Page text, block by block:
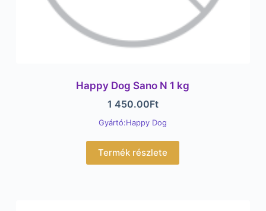
Happy Dog Sano N 1 kg
1 450.00Ft
Gyártó:Happy Dog
Termék részlete